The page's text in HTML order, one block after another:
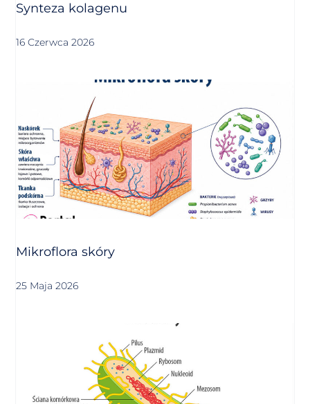
Synteza kolagenu
16 Czerwca 2026
Mikroflora skóry
25 Maja 2026